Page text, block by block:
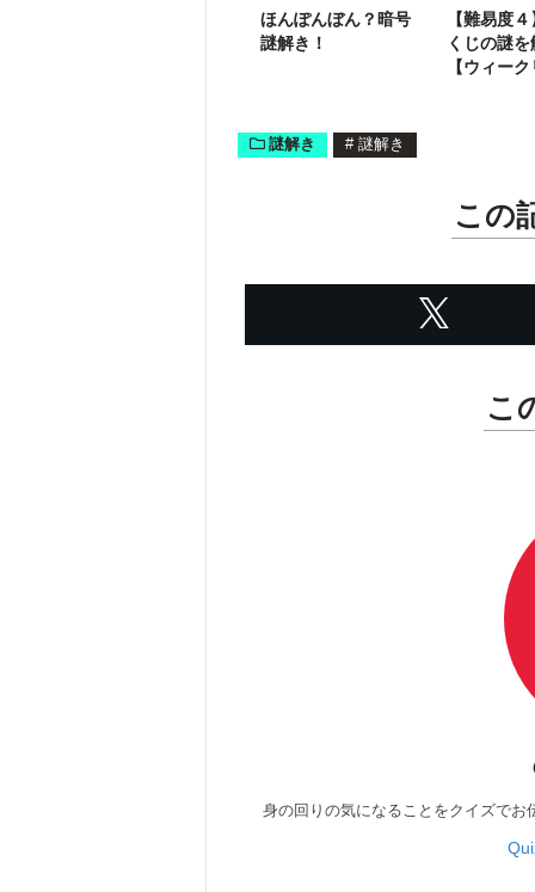
ほんぽんぼん？暗号
謎解き！
【難易度
くじの謎
【ウィー
謎解き # 謎解き
この
こ
身の回りの気になることをクイズでお